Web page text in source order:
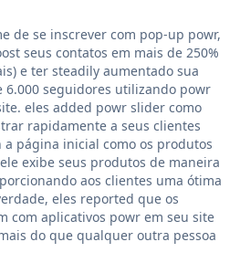
de se inscrever com pop-up powr,
seus contatos em mais de 250%
e ter steadily aumentado sua
6.000 seguidores utilizando powr
eles added powr slider como
rapidamente a seus clientes
página inicial como os produtos
exibe seus produtos de maneira
aos clientes uma ótima
eles reported que os
com aplicativos powr em seu site
do que qualquer outra pessoa